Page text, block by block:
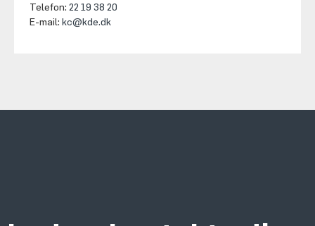
Telefon: 22 19 38 20
E-mail: kc@kde.dk